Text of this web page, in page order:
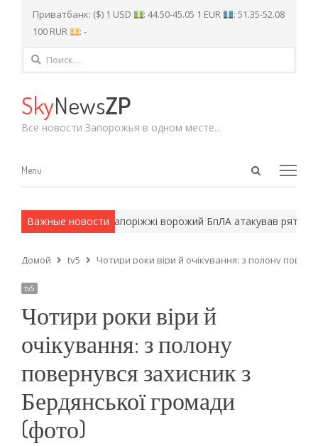
Приватбанк: ($) 1 USD : 44.50-45.05 1 EUR
: 51.35-52.08
100 RUR
: -
Найти:
SkyNewsZP
Все новости Запорожья в одном месте...
Open
Menu
Menu
Важные новости
методы. У Запоріжжі ворожий БпЛА атакував
Домой tv5 Чотири роки віри й очікування: з полону
tv5
Чотири роки віри й
очікування: з полону
повернувся захисник з
Бердянської громади
(фото)